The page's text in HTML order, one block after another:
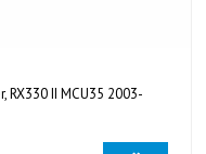
RX330 II MCU35 2003-